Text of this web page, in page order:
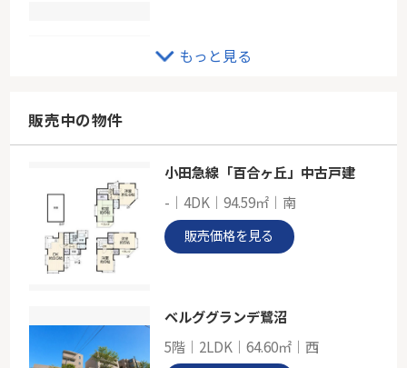
-
-
63.97㎡
神奈川県川崎市多摩区長尾２丁目
もっと見る
販売中の物件
小田急線「百合ヶ丘」中古戸建
-｜4DK｜94.59㎡｜南
販売価格を見る
ベルググランデ鷺沼
5階｜2LDK｜64.60㎡｜西